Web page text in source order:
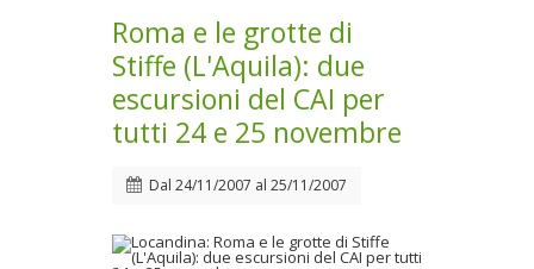
Roma e le grotte di
Stiffe (L'Aquila): due
escursioni del CAI per
tutti 24 e 25 novembre
Dal 24/11/2007 al 25/11/2007